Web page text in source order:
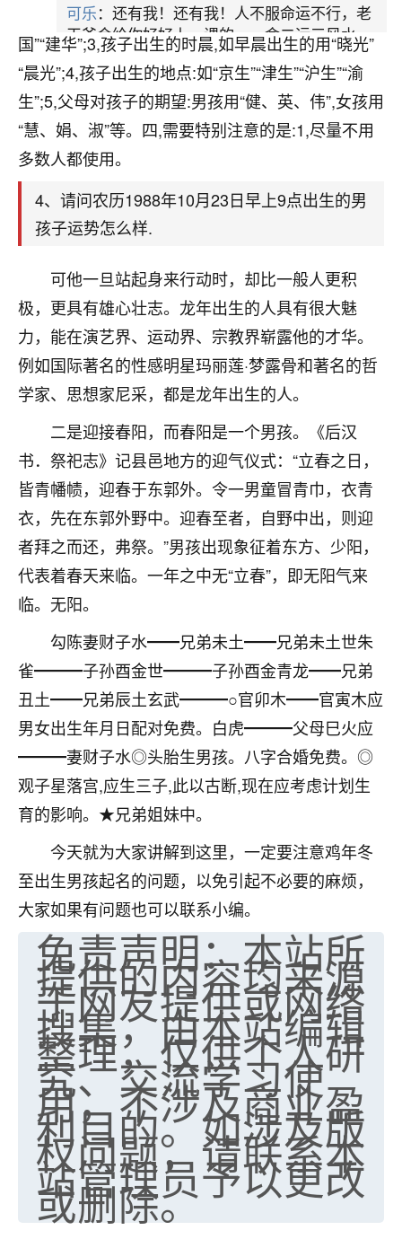
2,孩子出生的日子,如国庆日出生的用“国庆”“建
国”“建华”;3,孩子出生的时晨,如早晨出生的用“晓光”
“晨光”;4,孩子出生的地点:如“京生”“津生”“沪生”“渝
生”;5,父母对孩子的期望:男孩用“健、英、伟”,女孩用
“慧、娟、淑”等。四,需要特别注意的是:1,尽量不用
多数人都使用。
4、请问农历1988年10月23日早上9点出生的男
孩子运势怎么样.
可他一旦站起身来行动时，却比一般人更积
极，更具有雄心壮志。龙年出生的人具有很大魅
力，能在演艺界、运动界、宗教界崭露他的才华。
例如国际著名的性感明星玛丽莲·梦露骨和著名的哲
学家、思想家尼采，都是龙年出生的人。
二是迎接春阳，而春阳是一个男孩。《后汉
书．祭祀志》记县邑地方的迎气仪式：“立春之日，
皆青幡帻，迎春于东郭外。令一男童冒青巾，衣青
衣，先在东郭外野中。迎春至者，自野中出，则迎
者拜之而还，弗祭。”男孩出现象征着东方、少阳，
代表着春天来临。一年之中无“立春”，即无阳气来
临。无阳。
勾陈妻财子水━━兄弟未土━━兄弟未土世朱
雀━━━子孙酉金世━━━子孙酉金青龙━━兄弟
丑土━━兄弟辰土玄武━━━○官卯木━━官寅木应
男女出生年月日配对免费。白虎━━━父母巳火应
━━━妻财子水◎头胎生男孩。八字合婚免费。◎
观子星落宫,应生三子,此以古断,现在应考虑计划生
育的影响。★兄弟姐妹中。
今天就为大家讲解到这里，一定要注意鸡年冬
至出生男孩起名的问题，以免引起不必要的麻烦，
大家如果有问题也可以联系小编。
免责声明：本站所
提供的内容均来源
于网友提供或网络
搜集，由本站编辑
整理，仅供个人研
究、交流学习使
用，不涉及商业盈
利目的。如涉及版
权问题，请联系本
站管理员予以更改
或删除。
可乐：还有我！还有我！人不服命运不行，老
天爷会给你好好上一课的。一命二运三风水，
哪样不服都不行！
平安是福：我也是每年找老师化太岁，看年
卦，认识老师3年了，都是缘分啊！
17分钟前 来自湖北 19
我是做餐饮的，这两年，生意屡屡受挫，店开一家关
一家，要么生意不好，生意好的就出事。前些年攒的
回事？
鹿森：你可以找老师看看，人有时不服命不行
啊！
太阳当空赵 ：我也做餐饮的，生意不算大，但
是我从找店开始都是找慧来老师跟进的，选
址、风水、还有开业日子，哪哪都看了，虽然
刚找老师做了补财库，希望财运更好一点！
2小时前 来自海南
梦醒时分
我女儿高二叛逆，大半年不上学，一说她就要死要活
的，把我们两口子愁的不行，朋友给我推荐的慧来老
师，一开始我是病急乱投医，这半年来，法事一个个
做完，我女儿跟变了个人一样，不期望她能考多好的
大学，只要能安安稳稳的把书读了，身体心理都健健
康康的我就很知足了！
鹿森：可怜天下父母心啊！
3小时前 来自河北 16
付深
我是公司人事调整，有升迁机会，但同时竞争的我们
三个，找老师的时候是抱着侥幸心理，没想到老师看
着我晋升有望，我半信半疑的按照老师建议，做了化
太岁还有一个发钱粮，本来年前的人事调整，拖到年
后，我以为都没戏了，结果开年一上班，开会提拔升
职第一个就是我，职务无所谓，主要是底薪加了
3000，非常开心，无论如何，感恩感谢！🙏🏻
鹿森：恭喜升职加薪！！，请客吗？�
12小时前 来自北京 32
心心相印
我身体不太好，总是病病殃殃的，去检查又没什么大
问题，反正就是不舒服。中医西医看遍了，找不到问
题，后来无意中看到有人推荐慧来老师，跟老师聊过
之后，心情豁然开朗，也听老师建议，处理了一些因
果问题。今年以来，身体比以前好多，主要是心情好
了，老师说境随心转，现在深有体会了。
鹿森：是的，其实跟老师聊过之后，最大的感